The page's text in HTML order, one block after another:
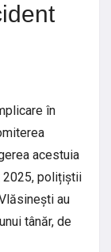
în
acestuia
2025, polițiștii
au
tânăr, de